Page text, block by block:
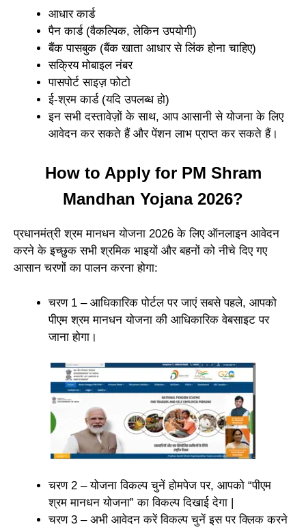
आधार कार्ड
पैन कार्ड (वैकल्पिक, लेकिन उपयोगी)
बैंक पासबुक (बैंक खाता आधार से लिंक होना चाहिए)
सक्रिय मोबाइल नंबर
पासपोर्ट साइज़ फोटो
ई-श्रम कार्ड (यदि उपलब्ध हो)
इन सभी दस्तावेज़ों के साथ, आप आसानी से योजना के लिए
आवेदन कर सकते हैं और पेंशन लाभ प्राप्त कर सकते हैं।
How to Apply for PM Shram
Mandhan Yojana 2026?
प्रधानमंत्री श्रम मानधन योजना 2026 के लिए ऑनलाइन आवेदन
करने के इच्छुक सभी श्रमिक भाइयों और बहनों को नीचे दिए गए
आसान चरणों का पालन करना होगा:
चरण 1 – आधिकारिक पोर्टल पर जाएं सबसे पहले, आपको
पीएम श्रम मानधन योजना की आधिकारिक वेबसाइट पर
जाना होगा।
चरण 2 – योजना विकल्प चुनें होमपेज पर, आपको “पीएम
श्रम मानधन योजना” का विकल्प दिखाई देगा |
चरण 3 – अभी आवेदन करें विकल्प चुनें इस पर क्लिक करने